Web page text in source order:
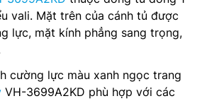
vali. Mặt trên của cánh tủ được
lực, mặt kính phẳng sang trọng,
cường lực màu xanh ngọc trang
VH-3699A2KD phù hợp với các